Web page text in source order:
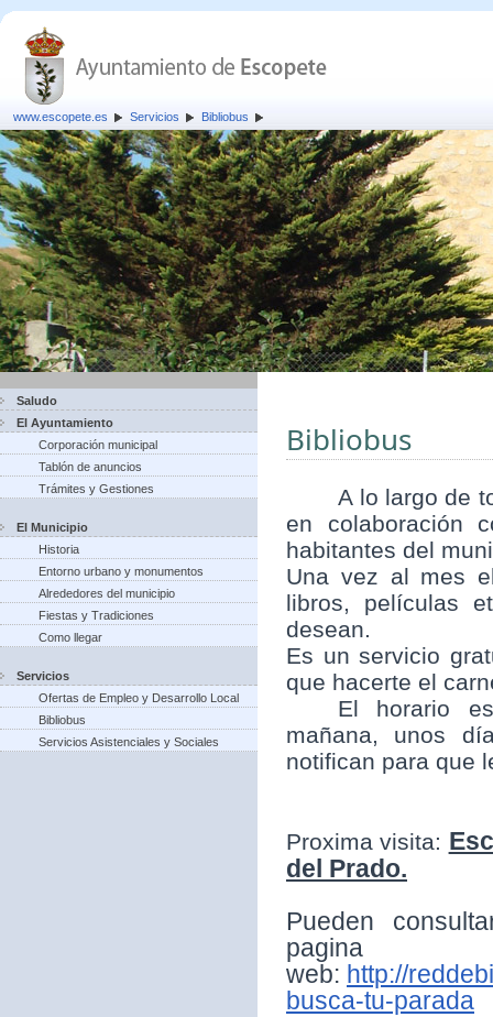
www.escopete.es Servicios Bibliobus
Saludo
El Ayuntamiento
Corporación municipal
Tablón de anuncios
Trámites y Gestiones
El Municipio
Historia
Entorno urbano y monumentos
Alrededores del municipio
Fiestas y Tradiciones
Como llegar
Servicios
Ofertas de Empleo y Desarrollo Local
Bibliobus
Servicios Asistenciales y Sociales
Bibliobus
A lo largo de
en colaboración
habitantes del
Una vez al mes
libros, películas
desean.
Es un servicio
que hacerte el
El horario
mañana, unos
notifican para que
Proxima visita:
del Prado.
Pueden
pagina
web: http://
busca-tu-parada